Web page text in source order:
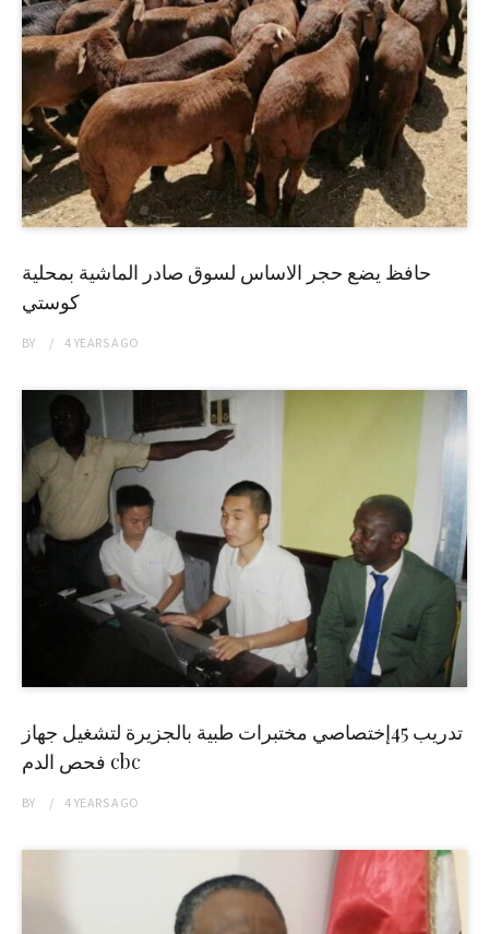
حافظ يضع حجر الاساس لسوق صادر الماشية بمحلية
كوستي
BY 4 YEARSAGO
تدريب 45إختصاصي مختبرات طبية بالجزيرة لتشغيل جهاز
فحص الدم cbc
BY 4 YEARSAGO